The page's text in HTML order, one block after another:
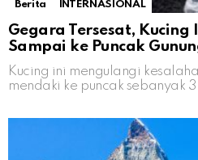
Berita INTERNASIONAL
Gegara Tersesat, Kucing
Sampai ke Puncak
Kucing ini mengulangi
mendaki ke puncak sebanyak